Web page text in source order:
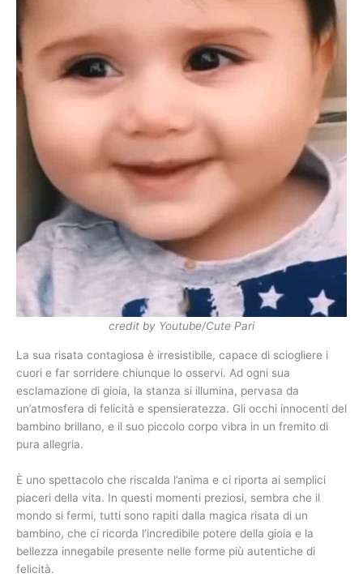
credit by Youtube/Cute Pari
La sua risata contagiosa è irresistibile, capace di sciogliere i
cuori e far sorridere chiunque lo osservi. Ad ogni sua
esclamazione di gioia, la stanza si illumina, pervasa da
un’atmosfera di felicità e spensieratezza. Gli occhi innocenti del
bambino brillano, e il suo piccolo corpo vibra in un fremito di
pura allegria.
È uno spettacolo che riscalda l’anima e ci riporta ai semplici
piaceri della vita. In questi momenti preziosi, sembra che il
mondo si fermi, tutti sono rapiti dalla magica risata di un
bambino, che ci ricorda l’incredibile potere della gioia e la
bellezza innegabile presente nelle forme più autentiche di
felicità.